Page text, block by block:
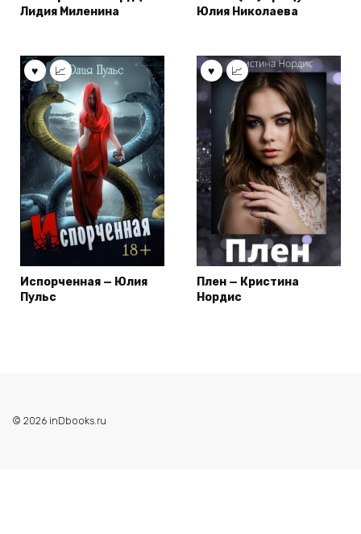
Лидия Миленина
Юлия Николаева
Испорченная — Юлия
Пульс
Плен — Кристина
Нордис
© 2026 inDbooks.ru